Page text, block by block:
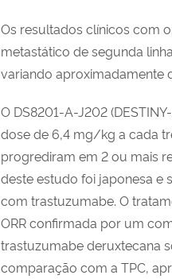
Os resultados clínicos com
metastático de segunda
variando aproximadamente
O DS8201-A-J202
dose de 6,4 mg/kg a cada
progrediram em 2 ou mais
deste estudo foi japonesa e
com trastuzumabe. O
ORR confirmada por um
trastuzumabe deruxtecana
comparação com a TPC,